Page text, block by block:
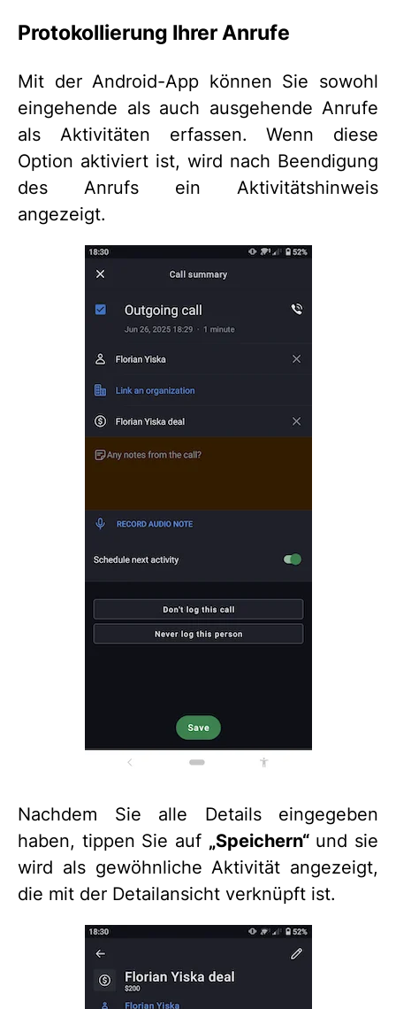
Protokollierung Ihrer Anrufe
Mit der Android-App können Sie sowohl
eingehende als auch ausgehende Anrufe
als Aktivitäten erfassen. Wenn diese
Option aktiviert ist, wird nach Beendigung
des Anrufs ein Aktivitätshinweis
angezeigt.
Nachdem Sie alle Details eingegeben
haben, tippen Sie auf „Speichern“und sie
wird als gewöhnliche Aktivität angezeigt,
die mit der Detailansicht verknüpft ist.